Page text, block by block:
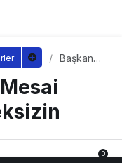
Başkan
z”
0